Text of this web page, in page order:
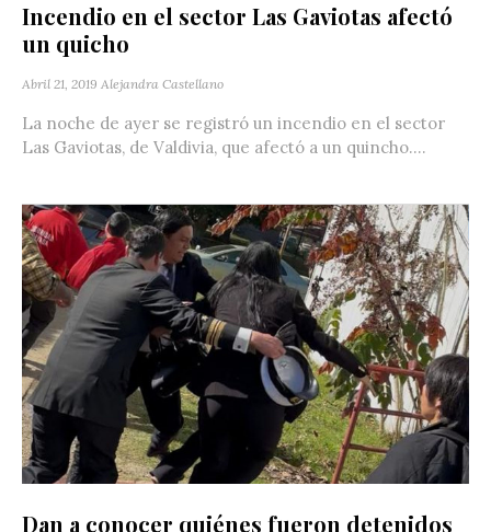
Incendio en el sector Las Gaviotas afectó
un quicho
Abril 21, 2019 Alejandra Castellano
La noche de ayer se registró un incendio en el sector
Las Gaviotas, de Valdivia, que afectó a un quincho....
Dan a conocer quiénes fueron detenidos